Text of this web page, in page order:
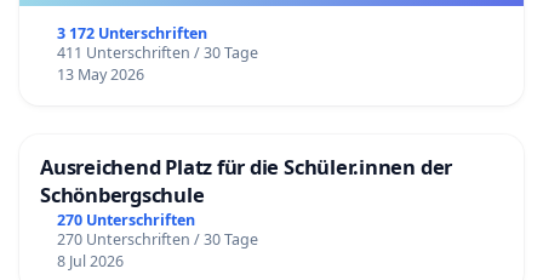
3 172 Unterschriften
411 Unterschriften / 30 Tage
13 May 2026
Ausreichend Platz für die Schüler.innen der
Schönbergschule
270 Unterschriften
270 Unterschriften / 30 Tage
8 Jul 2026